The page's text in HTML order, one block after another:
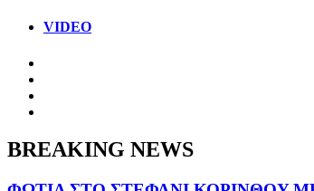
VIDEO
BREAKING NEWS